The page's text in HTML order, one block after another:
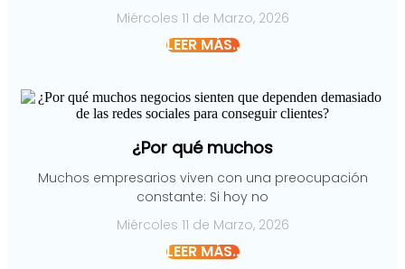
Miércoles 11 de Marzo, 2026
LEER MÁS..
¿Por qué muchos
Muchos empresarios viven con una preocupación
constante: Si hoy no
Miércoles 11 de Marzo, 2026
LEER MÁS..